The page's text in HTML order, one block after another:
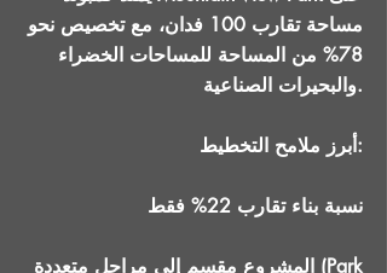
مساحة تقارب 100 فدان، مع تخصيص نحو
78% من المساحة للمساحات الخضراء
والبحيرات الصناعية.
أبرز ملامح التخطيط:
نسبة بناء تقارب 22% فقط
المشروع مقسم إلى مراحل متعددة (Park